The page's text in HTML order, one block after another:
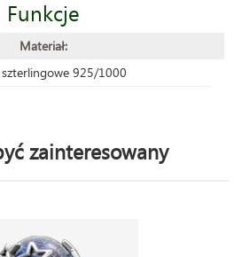
Funkcje
Materiał:
925/1000
zainteresowany